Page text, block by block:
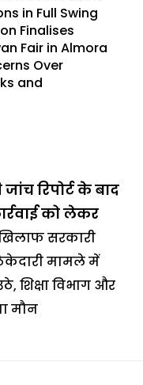
in Full Swing
Finalises
Fair in Almora
Over
and
रिपोर्ट के बाद
को लेकर
सरकारी
मामले में
शिक्षा विभाग और
मौन